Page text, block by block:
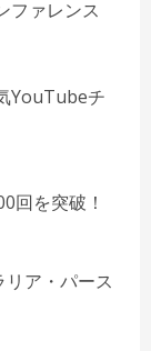
ファレンス
YouTubeチ
回を突破！
リア・パース